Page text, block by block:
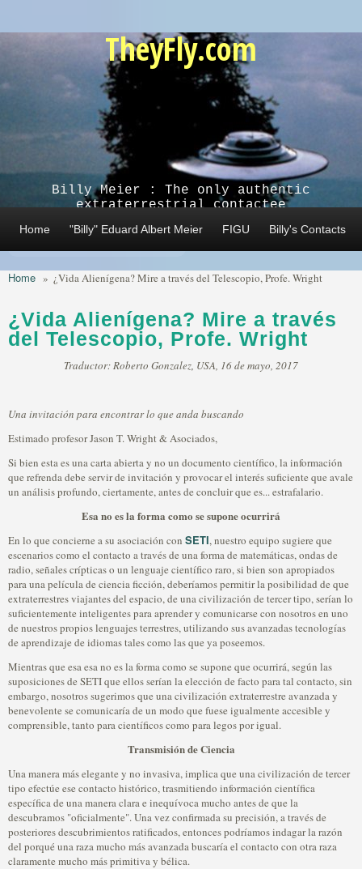
TheyFly.com
Billy Meier : The only authentic
extraterrestrial contactee
Home "Billy" Eduard Albert Meier FIGU Billy's Contacts
Home » ¿Vida Alienígena? Mire a través del Telescopio, Profe. Wright
¿Vida Alienígena? Mire a través
del Telescopio, Profe. Wright
Traductor: Roberto Gonzalez, USA, 16 de mayo, 2017
Una invitación para encontrar lo que anda buscando
Estimado profesor Jason T. Wright & Asociados,
Si bien esta es una carta abierta y no un documento científico, la información
que refrenda debe servir de invitación y provocar el interés suficiente que avale
un análisis profundo, ciertamente, antes de concluir que es... estrafalario.
Esa no es la forma como se supone ocurrirá
En lo que concierne a su asociación con SETI, nuestro equipo sugiere que
escenarios como el contacto a través de una forma de matemáticas, ondas de
radio, señales crípticas o un lenguaje científico raro, si bien son apropiados
para una película de ciencia ficción, deberíamos permitir la posibilidad de que
extraterrestres viajantes del espacio, de una civilización de tercer tipo, serían lo
suficientemente inteligentes para aprender y comunicarse con nosotros en uno
de nuestros propios lenguajes terrestres, utilizando sus avanzadas tecnologías
de aprendizaje de idiomas tales como las que ya poseemos.
Mientras que esa esa no es la forma como se supone que ocurrirá, según las
suposiciones de SETI que ellos serían la elección de facto para tal contacto, sin
embargo, nosotros sugerimos que una civilización extraterrestre avanzada y
benevolente se comunicaría de un modo que fuese igualmente accesible y
comprensible, tanto para científicos como para legos por igual.
Transmisión de Ciencia
Una manera más elegante y no invasiva, implica que una civilización de tercer
tipo efectúe ese contacto histórico, trasmitiendo información científica
específica de una manera clara e inequívoca mucho antes de que la
descubramos "oficialmente". Una vez confirmada su precisión, a través de
posteriores descubrimientos ratificados, entonces podríamos indagar la razón
del porqué una raza mucho más avanzada buscaría el contacto con otra raza
claramente mucho más primitiva y bélica.